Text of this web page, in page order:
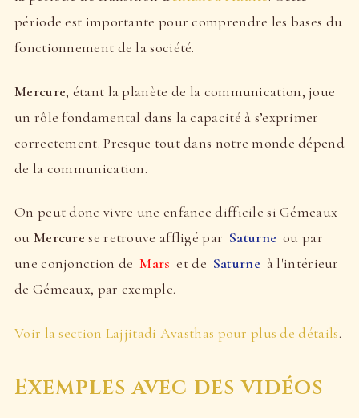
période est importante pour comprendre les bases du
fonctionnement de la société.
Mercure, étant la planète de la communication, joue
un rôle fondamental dans la capacité à s’exprimer
correctement. Presque tout dans notre monde dépend
de la communication.
On peut donc vivre une enfance difficile si Gémeaux
ou Mercure se retrouve affligé par Saturne ou par
une conjonction de Mars et de Saturne à l'intérieur
de Gémeaux, par exemple.
Voir la section Lajjitadi Avasthas pour plus de détails.
Exemples avec des vidéos